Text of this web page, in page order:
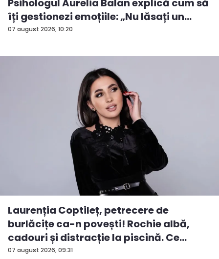
07 august 2026, 10:20
Psihologul Aurelia Balan explică cum să
îți gestionezi emoțiile: „Nu lăsați un
rezu...
07 august 2026, 09:31
Laurenția Coptileț, petrecere de
burlăcițe ca-n povești! Rochie albă,
cadouri și distracție la piscină. Ce
surp...